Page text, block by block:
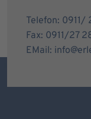
Telefon: 0911/
Fax: 0911/27
EMail: